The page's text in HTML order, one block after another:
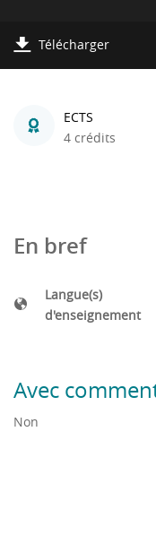
Télécharger
ECTS
4 crédits
En bref
Langue(s)
d'enseignement
Avec
Non